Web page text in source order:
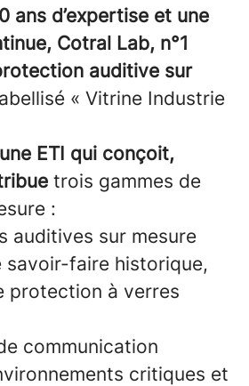
ans d’expertise et une
Cotral Lab, n°1
auditive sur
« Vitrine Industrie
ETI qui conçoit,
trois gammes de
:
auditives sur mesure
savoir-faire historique,
protection à verres
communication
critiques et